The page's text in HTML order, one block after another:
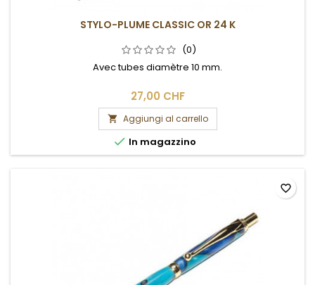
STYLO-PLUME CLASSIC OR 24 K
(0)
Avec tubes diamètre 10 mm.
27,00 CHF
 Aggiungi al carrello
 In magazzino
favorite_border